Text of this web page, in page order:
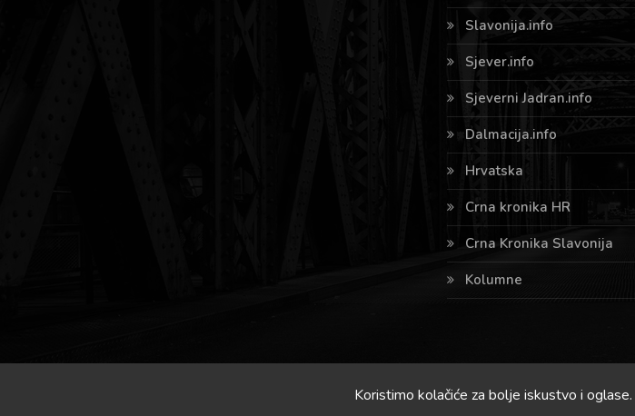
Slavonija.info
Sjever.info
Sjeverni Jadran.info
Dalmacija.info
Hrvatska
Crna kronika HR
Crna Kronika Slavonija
Kolumne
Crona.hr/Slavonija.in © 2026 Sva prava pridrzana.Koristimo kolačiće za bolje iskustvo i oglase.